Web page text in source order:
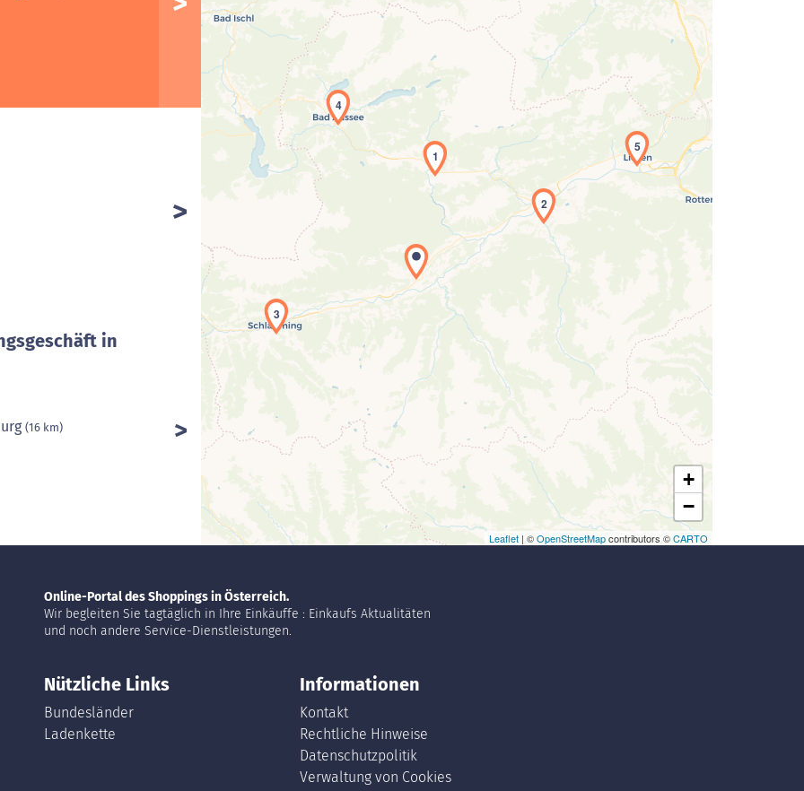
in
(16 km)
Laden der Karte...
1
2
3
4
5
+
−
Leaflet | ©OpenStreetMapcontributors ©CARTO
Online-Portal des Shoppings in Österreich.
Wir begleiten Sie tagtäglich in Ihre Einkäuffe : Einkaufs Aktualitäten
und noch andere Service-Dienstleistungen.
Nützliche Links
Bundesländer
Ladenkette
Informationen
Kontakt
Rechtliche Hinweise
Datenschutzpolitik
Verwaltung von Cookies